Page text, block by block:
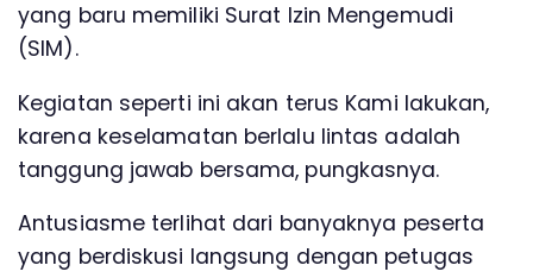
yang baru memiliki Surat Izin Mengemudi
(SIM).
Kegiatan seperti ini akan terus Kami lakukan,
karena keselamatan berlalu lintas adalah
tanggung jawab bersama, pungkasnya.
Antusiasme terlihat dari banyaknya peserta
yang berdiskusi langsung dengan petugas